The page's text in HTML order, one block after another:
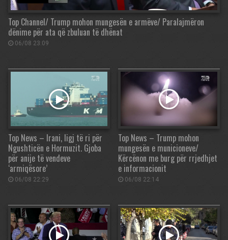
Top Channel/ Trump mohon mungesën e armëve/ Paralajmëron
dënime për ata që zbuluan të dhënat
06/08 23:09
Top News – Irani, ligj të ri për
Ngushticën e Hormuzit. Gjoba
për anije të vendeve
‘armiqësore’
06/08 22:29
Top News – Trump mohon
mungesën e municioneve/
Kërcënon me burg për rrjedhjet
e informacionit
06/08 22:14